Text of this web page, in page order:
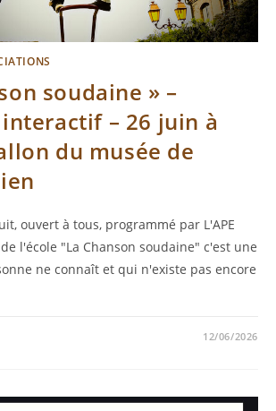
soudaine » –
– 26 juin à
du musée de
ouvert à tous, programmé par L'APE
l'école "La Chanson soudaine" c'est une
ne connaît et qui n'existe pas encore
12/06/2026